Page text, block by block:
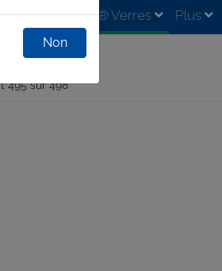
Glastixx® Verres Plus
Non
495 sur 498